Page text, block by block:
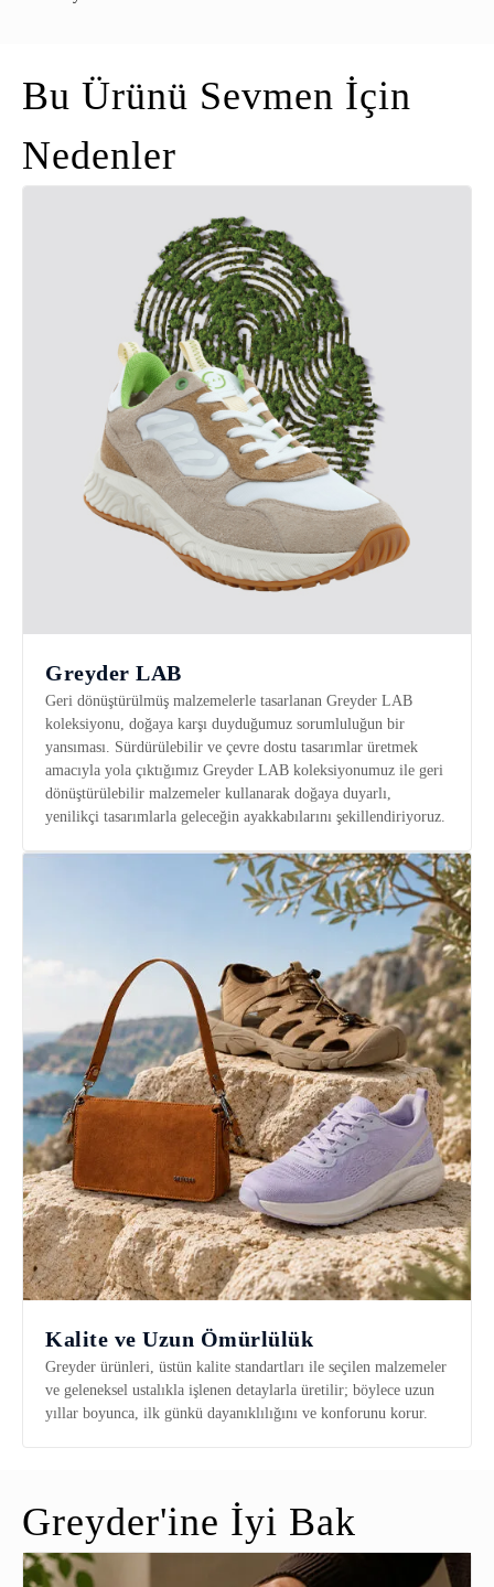
Bu Ürünü Sevmen İçin
Nedenler
Greyder LAB
Geri dönüştürülmüş malzemelerle tasarlanan Greyder LAB
koleksiyonu, doğaya karşı duyduğumuz sorumluluğun bir
yansıması. Sürdürülebilir ve çevre dostu tasarımlar üretmek
amacıyla yola çıktığımız Greyder LAB koleksiyonumuz ile geri
dönüştürülebilir malzemeler kullanarak doğaya duyarlı,
yenilikçi tasarımlarla geleceğin ayakkabılarını şekillendiriyoruz.
Kalite ve Uzun Ömürlülük
Greyder ürünleri, üstün kalite standartları ile seçilen malzemeler
ve geleneksel ustalıkla işlenen detaylarla üretilir; böylece uzun
yıllar boyunca, ilk günkü dayanıklılığını ve konforunu korur.
Greyder'ine İyi Bak